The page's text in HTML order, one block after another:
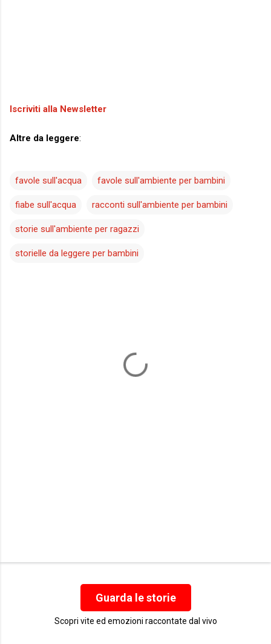
Iscriviti alla Newsletter
Altre da leggere:
favole sull'acqua favole sull'ambiente per bambini
fiabe sull'acqua racconti sull'ambiente per bambini
storie sull'ambiente per ragazzi
storielle da leggere per bambini
Guarda le storie
Scopri vite ed emozioni raccontate dal vivo